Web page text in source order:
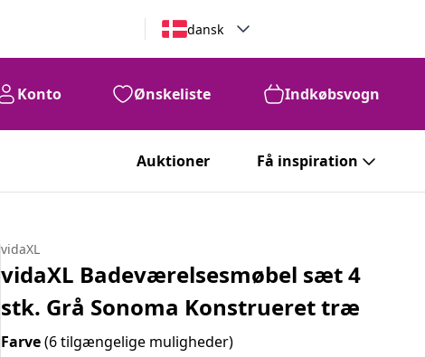
dansk
Konto Ønskeliste Indkøbsvogn
Auktioner Få inspiration
vidaXL
vidaXL Badeværelsesmøbel sæt 4
stk. Grå Sonoma Konstrueret træ
Farve(6 tilgængelige muligheder)